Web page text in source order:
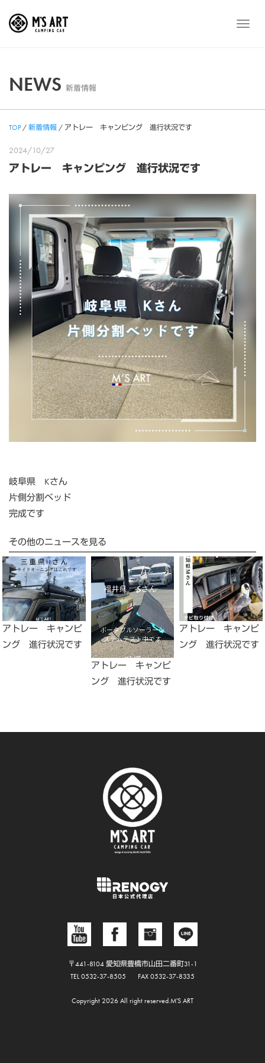
メ
NEWS 新着情報
TOP/新着情報 / アトレー キャンピング 進行状況です
2024/10/27
アトレー キャンピング 進行状況です
岐阜県 Kさん
片側分割ベッド
完成です
その他のニュースを見る
アトレー キャンピ
ング 進行状況です
アトレー キャンピ
ング 進行状況です
アトレー キャンピ
ング 進行状況です
〒441-8104 愛知県豊橋市山田二番町31-1
TEL 0532-37-8505
FAX 0532-37-8335
Copyright 2026 All right reserved.M'S ART